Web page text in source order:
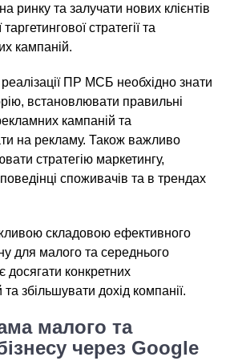
ринку та залучати нових клієнтів
стратегії та
кампаній.
ПР МСБ необхідно знати
встановлювати правильні
кампаній та
на рекламу. Також важливо
стратегію маркетингу,
споживачів та в трендах
складовою ефективного
для малого та середнього
досягати конкретних
збільшувати дохід компанії.
малого та
через Google